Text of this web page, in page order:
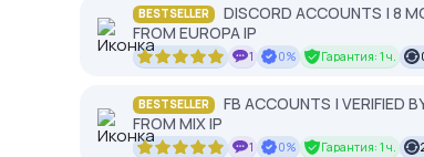
BESTSELLER
DISCORD ACCOUNTS | 8
FROM EUROPA IP
1 0% Гарантия: 1 ч.
BESTSELLER
FB ACCOUNTS | VERIFIED
FROM MIX IP
1 0% Гарантия: 1 ч.